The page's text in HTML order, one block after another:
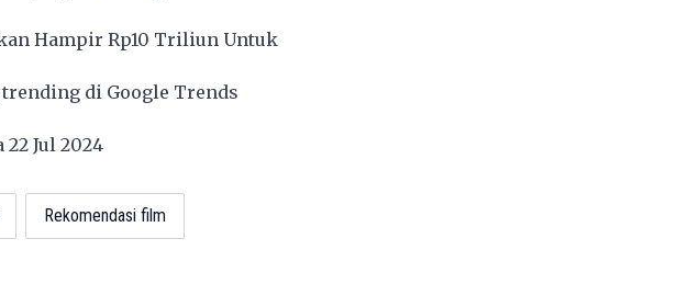
Hampir Rp10 Triliun Untuk
di Google Trends
Jul 2024
Rekomendasi film